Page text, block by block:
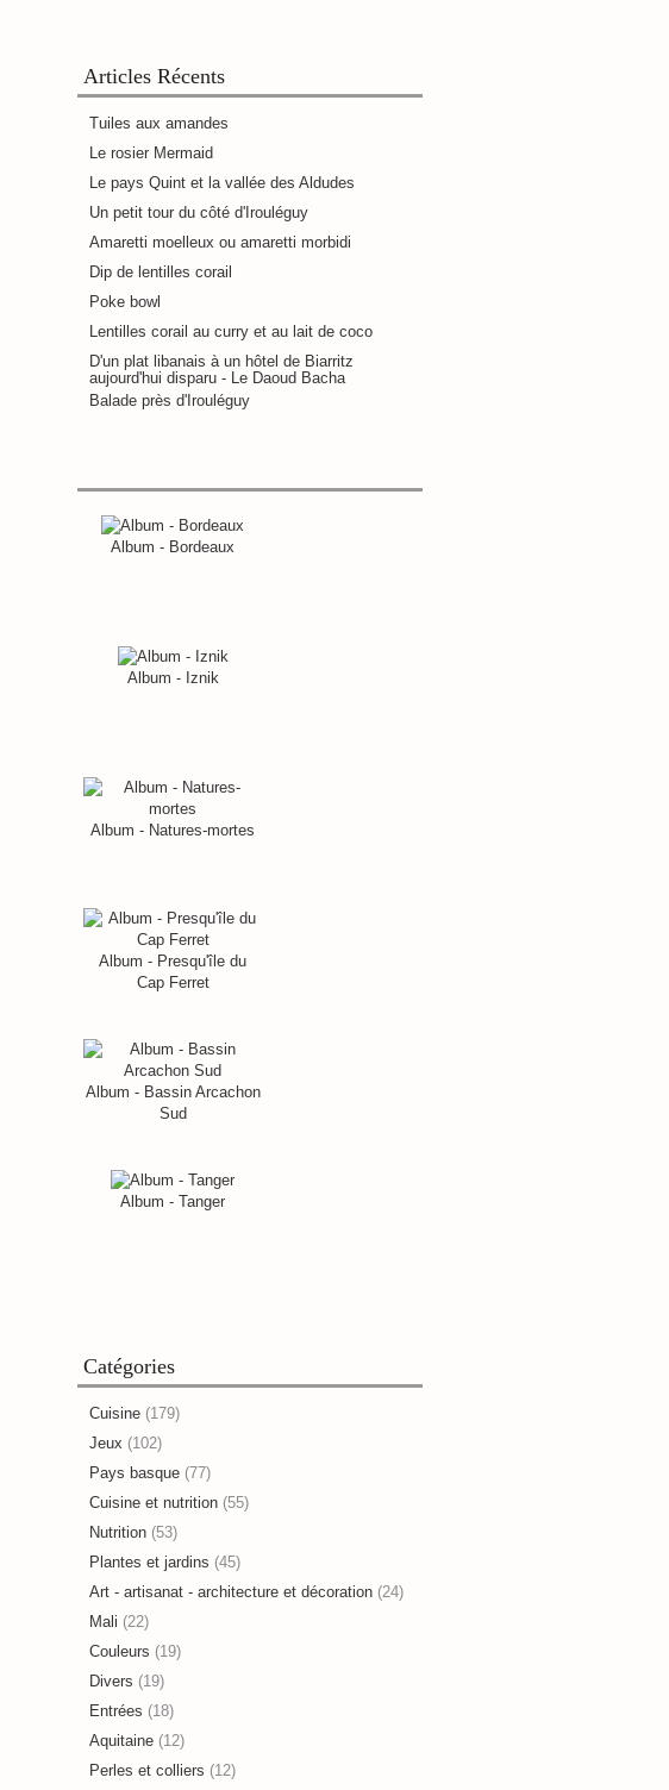
Articles Récents
Tuiles aux amandes
Le rosier Mermaid
Le pays Quint et la vallée des Aldudes
Un petit tour du côté d'Irouléguy
Amaretti moelleux ou amaretti morbidi
Dip de lentilles corail
Poke bowl
Lentilles corail au curry et au lait de coco
D'un plat libanais à un hôtel de Biarritz
aujourd'hui disparu - Le Daoud Bacha
Balade près d'Irouléguy
Album - Bordeaux
Album - Iznik
Album - Natures-mortes
Album - Presqu'île du
Cap Ferret
Album - Bassin Arcachon
Sud
Album - Tanger
Catégories
Cuisine (179)
Jeux (102)
Pays basque (77)
Cuisine et nutrition (55)
Nutrition (53)
Plantes et jardins (45)
Art - artisanat - architecture et décoration (24)
Mali (22)
Couleurs (19)
Divers (19)
Entrées (18)
Aquitaine (12)
Perles et colliers (12)